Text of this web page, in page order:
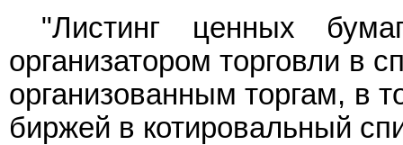
"Листинг ценных
организатором торговли в
организованным торгам, в
биржей в котировальный